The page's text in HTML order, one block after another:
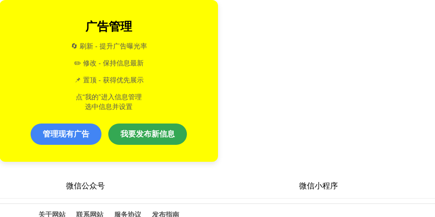
广告管理
🔄 刷新 - 提升广告曝光率
✏️ 修改 - 保持信息最新
📌 置顶 - 获得优先展示
点“我的”进入信息管理
选中信息并设置
管理现有广告 我要发布新信息
微信公众号 微信小程序
关于网站 联系网站 服务协议 发布指南